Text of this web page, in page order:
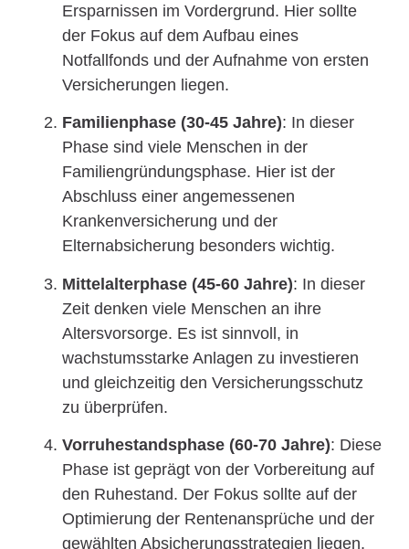
Ersparnissen im Vordergrund. Hier sollte
der Fokus auf dem Aufbau eines
Notfallfonds und der Aufnahme von ersten
Versicherungen liegen.
Familienphase (30-45 Jahre): In dieser
Phase sind viele Menschen in der
Familiengründungsphase. Hier ist der
Abschluss einer angemessenen
Krankenversicherung und der
Elternabsicherung besonders wichtig.
Mittelalterphase (45-60 Jahre): In dieser
Zeit denken viele Menschen an ihre
Altersvorsorge. Es ist sinnvoll, in
wachstumsstarke Anlagen zu investieren
und gleichzeitig den Versicherungsschutz
zu überprüfen.
Vorruhestandsphase (60-70 Jahre): Diese
Phase ist geprägt von der Vorbereitung auf
den Ruhestand. Der Fokus sollte auf der
Optimierung der Rentenansprüche und der
gewählten Absicherungsstrategien liegen.